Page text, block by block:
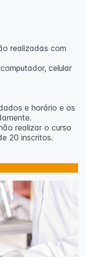
realizar o curso
20 inscritos.
realizadas com
celular
e horário e os
realizar o curso
20 inscritos.